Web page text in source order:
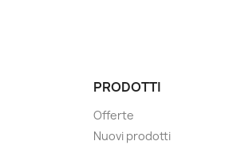
PRODOTTI
Offerte
Nuovi prodotti